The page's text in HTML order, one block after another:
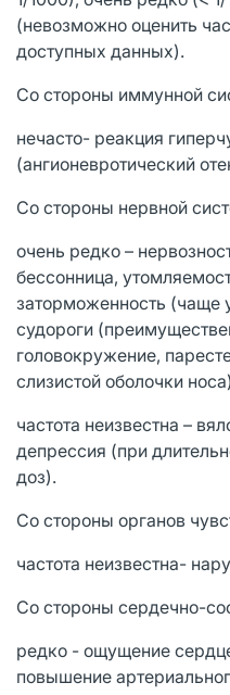
(невозможно оценить
доступных данных).
Со стороны иммунной
нечасто- реакция
(ангионевротический
Со стороны нервной
очень редко –
бессонница,
заторможенность (чаще
судороги
головокружение,
слизистой оболочки
частота неизвестна –
депрессия (при
доз).
Со стороны органов
частота неизвестна-
Со стороны сердечно-
редко - ощущение
повышение